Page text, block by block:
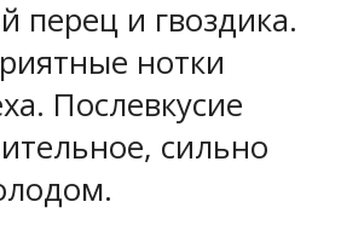
перец и гвоздика.
нотки
Послевкусие
сильно